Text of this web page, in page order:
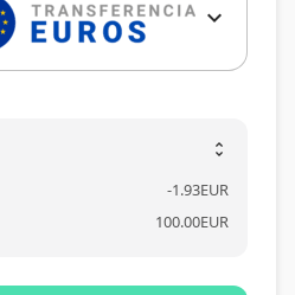
expand_more
unfold_more
-1.93EUR
100.00EUR